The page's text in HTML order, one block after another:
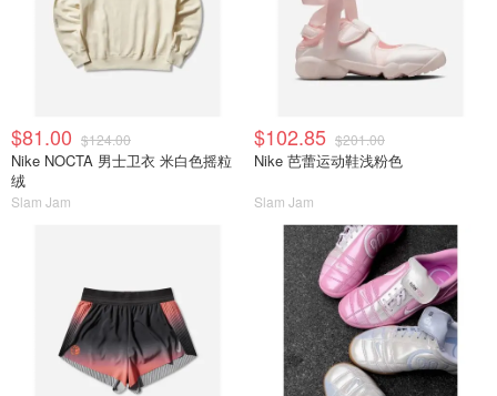
$81.00 $124.00
Nike NOCTA 男士卫衣 米白色摇粒
绒
Slam Jam
$102.85 $201.00
Nike 芭蕾运动鞋浅粉色
Slam Jam